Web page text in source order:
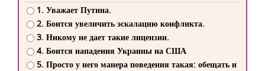
1. Уважает Путина.
2. Боится увеличить эскалацию конфликта.
3. Никому не дает такие лицензии.
4. Боится нападения Украины на США
5. Просто у него манера поведения такая: обещать и